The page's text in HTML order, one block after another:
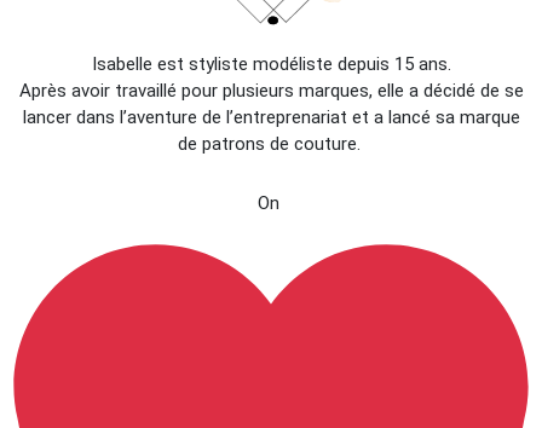
Isabelle est styliste modéliste depuis 15 ans.
Après avoir travaillé pour plusieurs marques, elle a décidé de se
lancer dans l’aventure de l’entreprenariat et a lancé sa marque
de patrons de couture.
On